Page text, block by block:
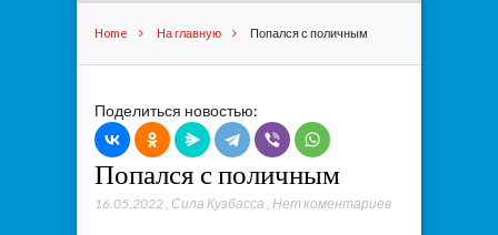
Home На главную Попался с поличным
Поделиться новостью:
Попался с поличным
16.05.2022, Сила Кузбасса Нет коментариев